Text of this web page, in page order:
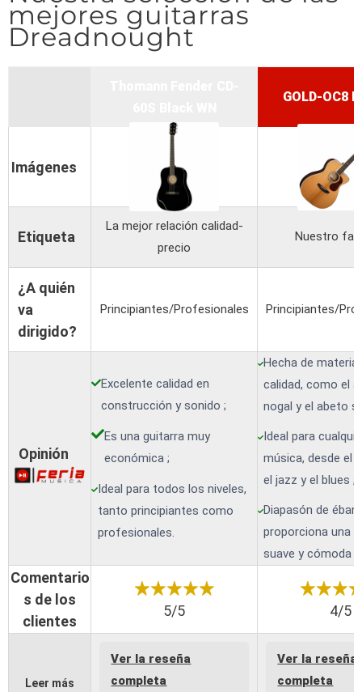
mejores guitarras
Dreadnought
GOLD-OC8
Imágenes
Etiqueta
La mejor relación calidad-
precio
Nuestro
¿A quién
va
dirigido?
Principiantes/Profesionales Principiantes/
Opinión
Excelente calidad en
construcción y sonido ;
Es una guitarra muy
económica ;
Ideal para todos los niveles,
tanto principiantes como
profesionales.
Hecha de
calidad, como el
nogal y el abeto
Ideal para
música, desde el
el jazz y el blues ;
Diapasón de
proporciona una
suave y cómoda
Comentario
s de los
clientes
5/5 4/5
Leer más
Ver la reseña
completa
Ver la reseña
completa